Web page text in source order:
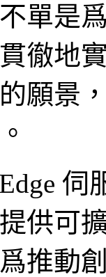
單是
徹地
願景
伺
供可
推動